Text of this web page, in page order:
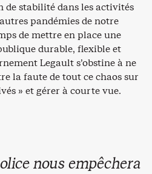
stabilité dans les activités
pandémies de notre
de mettre en place une
durable, flexible et
Legault s’obstine à ne
la faute de tout ce chaos sur
» et gérer à courte vue.
nous empêchera